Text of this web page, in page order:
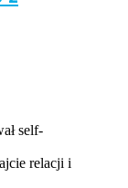
self-
relacji i